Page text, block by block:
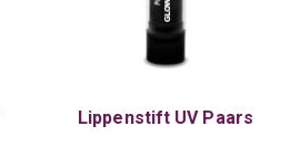
Lippenstift UV Paars